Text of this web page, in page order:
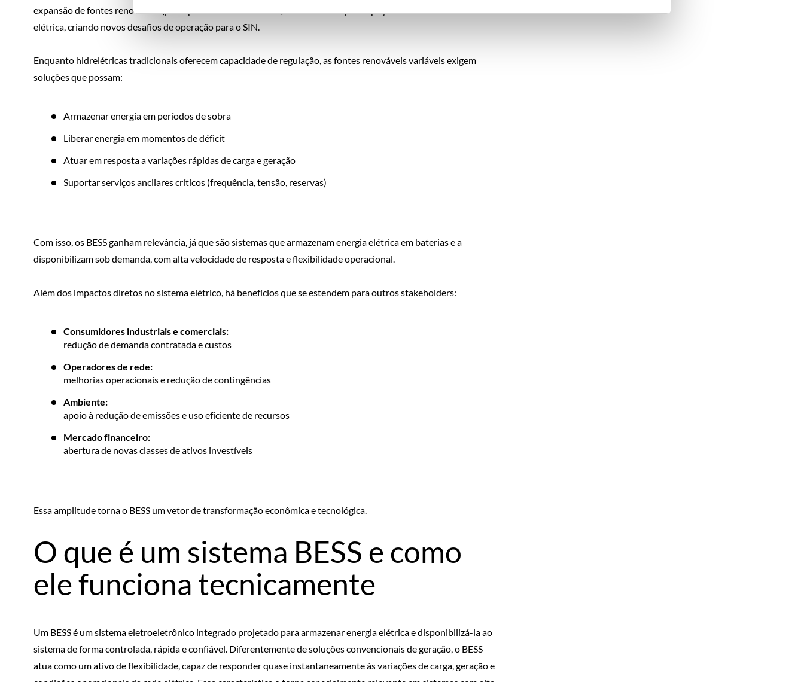
expansão de fontes renováveis (principalmente solar e eólica) tem elevado a participação dessas fontes na matriz
elétrica, criando novos desafios de operação para o SIN.
Enquanto hidrelétricas tradicionais oferecem capacidade de regulação, as fontes renováveis variáveis exigem
soluções que possam:
Armazenar energia em períodos de sobra
Liberar energia em momentos de déficit
Atuar em resposta a variações rápidas de carga e geração
Suportar serviços ancilares críticos (frequência, tensão, reservas)
Com isso, os BESS ganham relevância, já que são sistemas que armazenam energia elétrica em baterias e a
disponibilizam sob demanda, com alta velocidade de resposta e flexibilidade operacional.
Além dos impactos diretos no sistema elétrico, há benefícios que se estendem para outros stakeholders:
Consumidores industriais e comerciais:
redução de demanda contratada e custos
Operadores de rede:
melhorias operacionais e redução de contingências
Ambiente:
apoio à redução de emissões e uso eficiente de recursos
Mercado financeiro:
abertura de novas classes de ativos investíveis
Essa amplitude torna o BESS um vetor de transformação econômica e tecnológica.
O que é um sistema BESS e como
ele funciona tecnicamente
Um BESS é um sistema eletroeletrônico integrado projetado para armazenar energia elétrica e disponibilizá-la ao
sistema de forma controlada, rápida e confiável. Diferentemente de soluções convencionais de geração, o BESS
atua como um ativo de flexibilidade, capaz de responder quase instantaneamente às variações de carga, geração e